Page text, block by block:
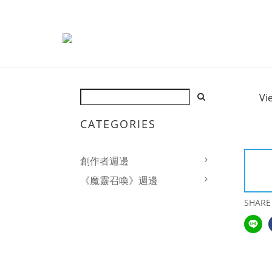
CATEGORIES
創作者週邊
《魔靈召喚》週邊
SHARE